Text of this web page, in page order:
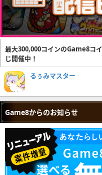
最大300,000コインのGame8コ
じ開催中！
るぅみマスター
Game8からのお知らせ